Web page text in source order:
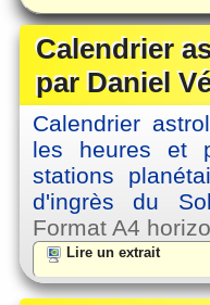
Calendrier
par Daniel
Calendrier
les heures et
stations
d'ingrès du
Format A4
Lire un extrait